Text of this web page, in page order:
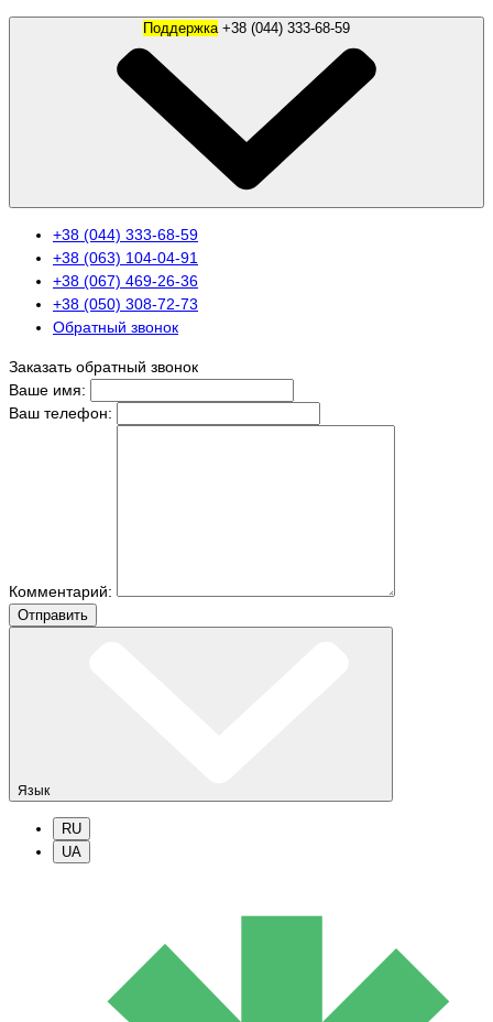
Поддержка
+38 (044) 333-68-59
+38 (063) 104-04-91
+38 (067) 469-26-36
+38 (050) 308-72-73
Обратный звонок
Заказать обратный звонок
Ваше имя:
Ваш телефон:
Комментарий:
Отправить
Язык
RU
UA